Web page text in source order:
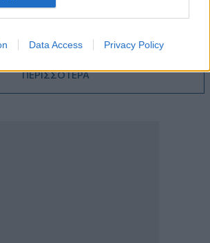
Data Access Privacy Policy
των ασφαλιστικών
ΠΕΡΙΣΣΟΤΕΡΑ